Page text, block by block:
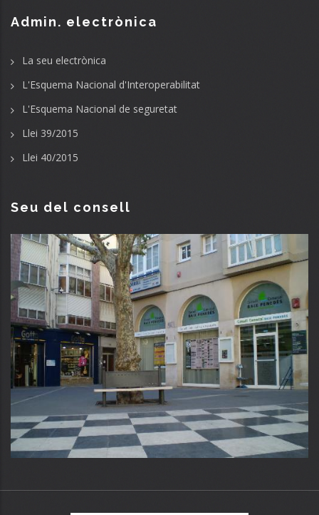
Admin. electrònica
La seu electrònica
L'Esquema Nacional d'Interoperabilitat
L'Esquema Nacional de seguretat
Llei 39/2015
Llei 40/2015
Seu del consell